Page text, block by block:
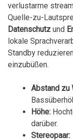
verlustarme
Quelle-zu-
Datenschutzund
lokale
Standby
einzubüßen.
Abstand zu
Höhe:
‌darüber.
Stereopaar: